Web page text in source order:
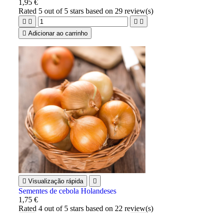
1,95 €
Rated 5 out of 5 stars based on 29 review(s)
   
 Adicionar ao carrinho
 Visualização rápida 
Sementes de cebola Holandeses
1,75 €
Rated4 out of 5 stars based on 22 review(s)